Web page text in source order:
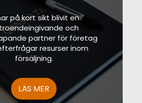
på kort sikt blivit en
och
partner för företag
resurser inom
försäljning.
LÄS MER